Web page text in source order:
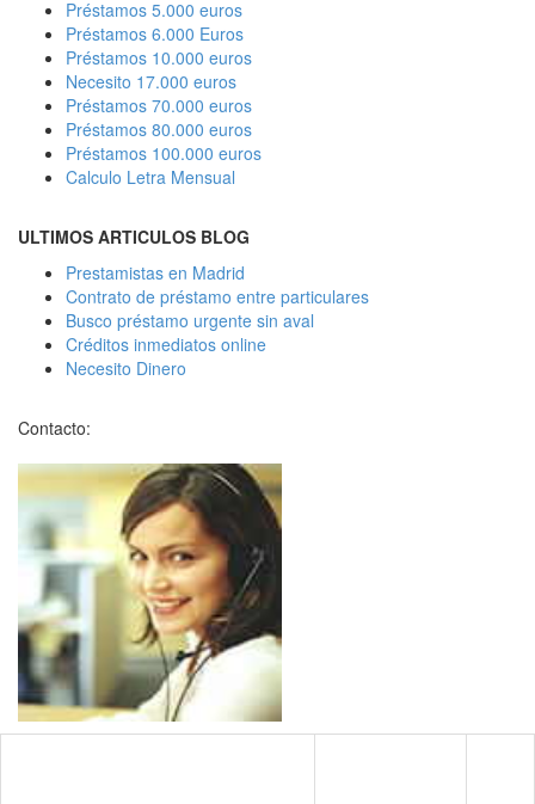
Préstamos 5.000 euros
Préstamos 6.000 Euros
Préstamos 10.000 euros
Necesito 17.000 euros
Préstamos 70.000 euros
Préstamos 80.000 euros
Préstamos 100.000 euros
Calculo Letra Mensual
ULTIMOS ARTICULOS BLOG
Prestamistas en Madrid
Contrato de préstamo entre particulares
Busco préstamo urgente sin aval
Créditos inmediatos online
Necesito Dinero
Contacto: